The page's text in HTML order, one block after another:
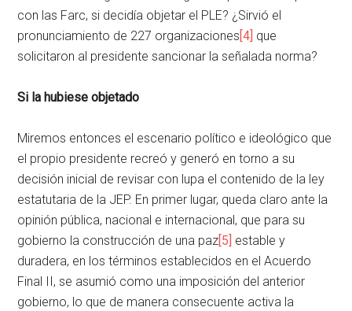
con las Farc, si decidía objetar el PLE? ¿Sirvió el
pronunciamiento de 227 organizaciones [4] que
solicitaron al presidente sancionar la señalada norma?
Si la hubiese objetado
Miremos entonces el escenario político e ideológico que
el propio presidente recreó y generó en torno a su
decisión inicial de revisar con lupa el contenido de la ley
estatutaria de la JEP. En primer lugar, queda claro ante la
opinión pública, nacional e internacional, que para su
gobierno la construcción de una paz [5] estable y
duradera, en los términos establecidos en el Acuerdo
Final II, se asumió como una imposición del anterior
gobierno, lo que de manera consecuente activa la